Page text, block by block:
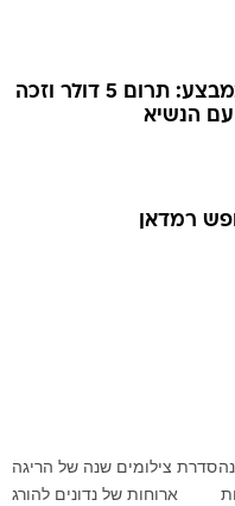
אובמה במבצע: תרום 5 דולר וזכה
הנשיא
רמדאן
סדרת צילומים שנה של הריגה
ארוחות של נדונים להורג